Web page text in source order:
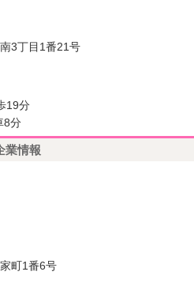
3丁目1番21号
19分
8分
業情報
町1番6号